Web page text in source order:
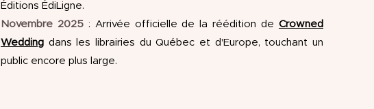
Éditions ÉdiLigne.
Novembre 2025: Arrivée officielle de la réédition deCrowned
Wedding dans les librairies du Québec et d'Europe, touchant un
public encore plus large.